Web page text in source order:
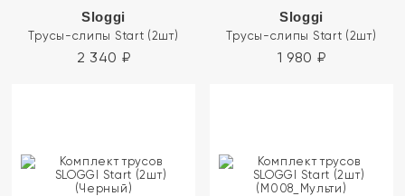
Sloggi
Трусы-слипы Start (2шт)
2 340 ₽
Sloggi
Трусы-слипы Start (2шт)
1 980 ₽